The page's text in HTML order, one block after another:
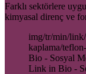
Farklı sektörlere
kimyasal direnç ve
img/tr/min/
kaplama/
Bio - Sosyal
Link in Bio -